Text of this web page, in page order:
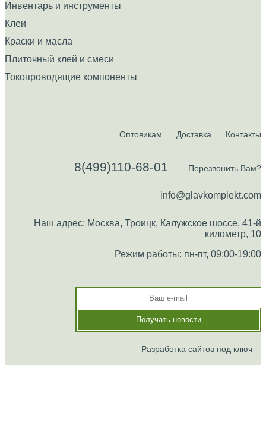
Инвентарь и инструменты
Клеи
Краски и масла
Плиточный клей и смеси
Токопроводящие компоненты
Оптовикам Доставка Контакты
8(499)110-68-01 Перезвонить Вам?
info@glavkomplekt.com
Наш адрес: Москва, Троицк, Калужское шоссе, 41-й
километр, 10
Режим работы: пн-пт, 09:00-19:00
Разработка сайтов под ключ